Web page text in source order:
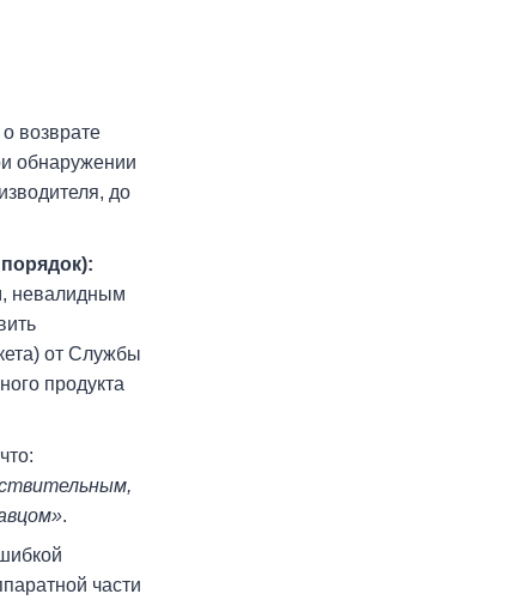
возврате
обнаружении
до
невалидным
от Службы
продукта
.
части